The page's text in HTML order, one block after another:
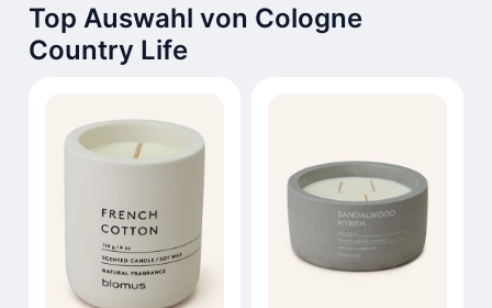
Top Auswahl von Cologne
Country Life